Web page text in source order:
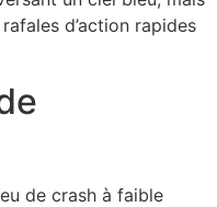
d’action rapides
de crash à faible